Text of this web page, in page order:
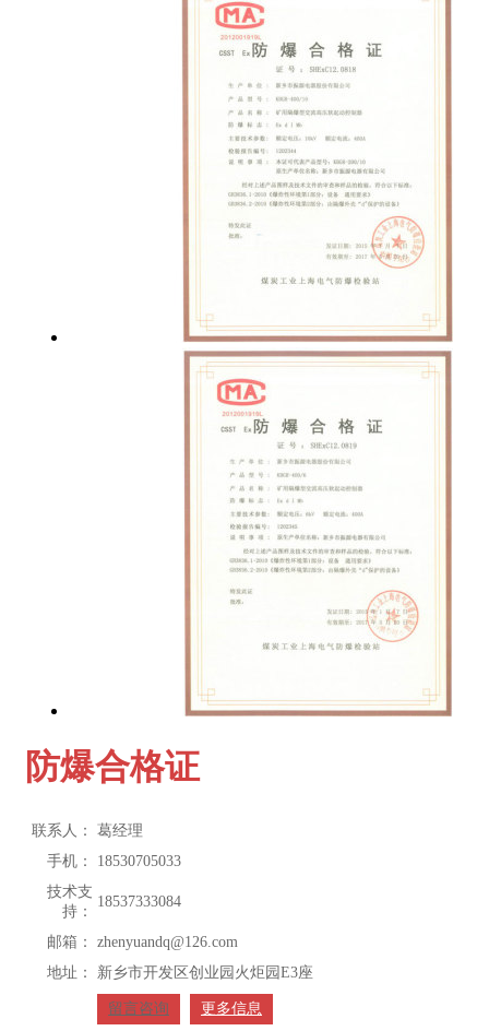
防爆合格证
联系人：
葛经理
手机：
18530705033
技术支
持：
18537333084
邮箱：
zhenyuandq@126.com
地址：
新乡市开发区创业园火炬园E3座
留言咨询 更多信息